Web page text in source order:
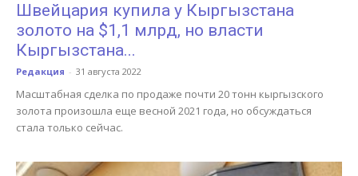
Швейцария купила у Кыргызстана
золото на $1,1 млрд, но власти
Кыргызстана...
Редакция - 31 августа 2022
Масштабная сделка по продаже почти 20 тонн кыргызского
золота произошла еще весной 2021 года, но обсуждаться
стала только сейчас.